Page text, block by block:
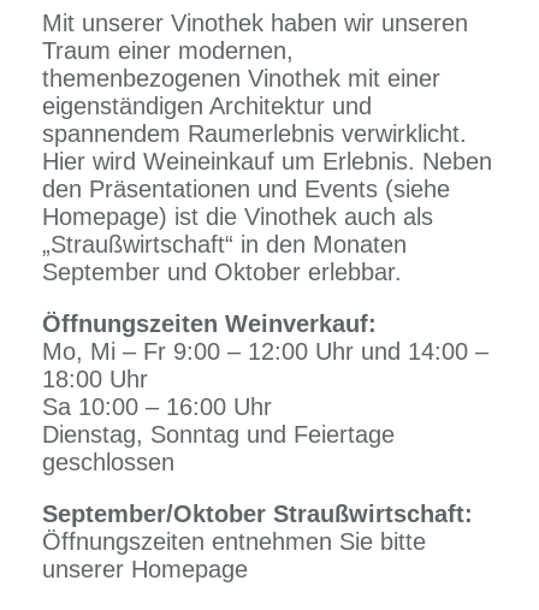
Mit unserer Vinothek haben wir unseren
Traum einer modernen,
themenbezogenen Vinothek mit einer
eigenständigen Architektur und
spannendem Raumerlebnis verwirklicht.
Hier wird Weineinkauf um Erlebnis. Neben
den Präsentationen und Events (siehe
Homepage) ist die Vinothek auch als
„Straußwirtschaft“ in den Monaten
September und Oktober erlebbar.
Öffnungszeiten Weinverkauf:
Mo, Mi – Fr 9:00 – 12:00 Uhr und 14:00 –
18:00 Uhr
Sa 10:00 – 16:00 Uhr
Dienstag, Sonntag und Feiertage
geschlossen
September/Oktober Straußwirtschaft:
Öffnungszeiten entnehmen Sie bitte
unserer Homepage